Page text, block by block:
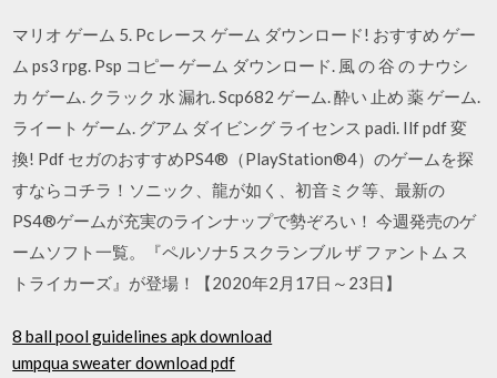
マリオ ゲーム 5. Pc レース ゲーム ダウンロード! おすすめ ゲー
ム ps3 rpg. Psp コピー ゲーム ダウンロード. 風 の 谷 の ナウシ
カ ゲーム. クラック 水 漏れ. Scp682 ゲーム. 酔い 止め 薬 ゲーム.
ライート ゲーム. グアム ダイビング ライセンス padi. Ilf pdf 変
換! Pdf セガのおすすめPS4®（PlayStation®4）のゲームを探
すならコチラ！ソニック、龍が如く、初音ミク等、最新の
PS4®ゲームが充実のラインナップで勢ぞろい！ 今週発売のゲ
ームソフト一覧。『ペルソナ5 スクランブル ザ ファントム ス
トライカーズ』が登場！【2020年2月17日～23日】
8 ball pool guidelines apk download
umpqua sweater download pdf